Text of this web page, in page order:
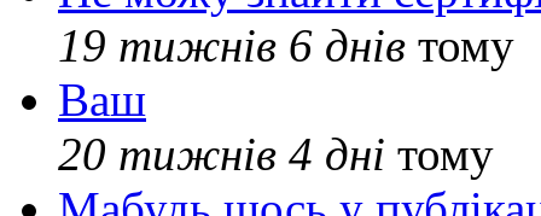
19 тижнів 6 днів тому
Ваш
20 тижнів 4 дні тому